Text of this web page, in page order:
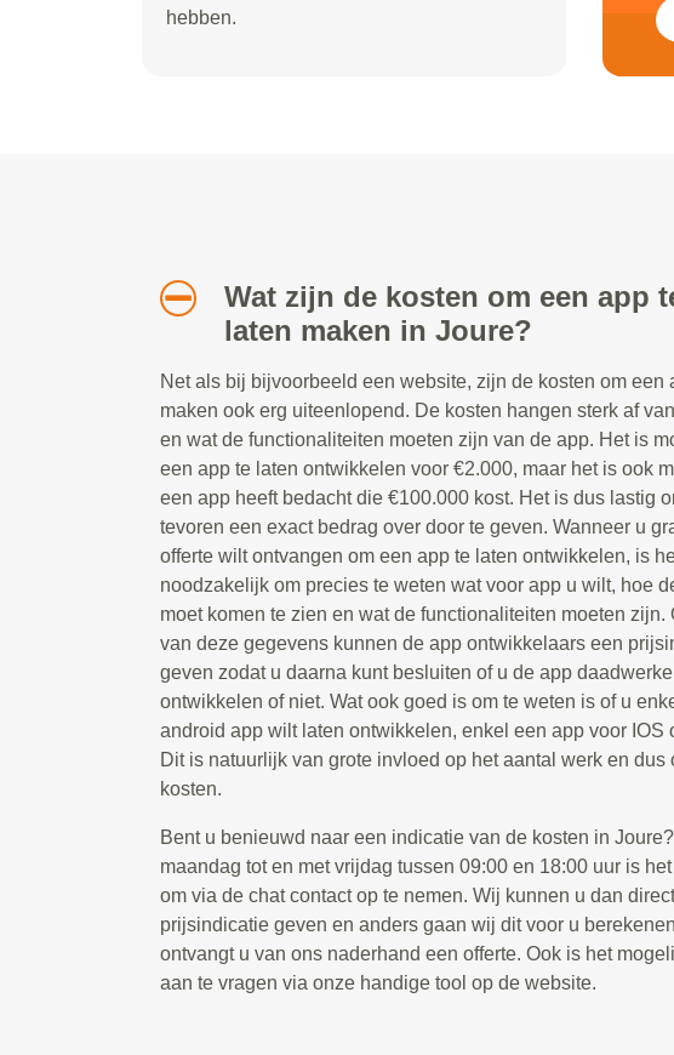
hebben.
Wat zijn de kosten om een app
laten maken in Joure?
Net als bij bijvoorbeeld een website, zijn de kosten om een
maken ook erg uiteenlopend. De kosten hangen sterk af
en wat de functionaliteiten moeten zijn van de app. Het is
een app te laten ontwikkelen voor €2.000, maar het is ook
een app heeft bedacht die €100.000 kost. Het is dus lastig
tevoren een exact bedrag over door te geven. Wanneer u
offerte wilt ontvangen om een app te laten ontwikkelen, is
noodzakelijk om precies te weten wat voor app u wilt, hoe
moet komen te zien en wat de functionaliteiten moeten zijn.
van deze gegevens kunnen de app ontwikkelaars een
geven zodat u daarna kunt besluiten of u de app
ontwikkelen of niet. Wat ook goed is om te weten is of u
android app wilt laten ontwikkelen, enkel een app voor IOS
Dit is natuurlijk van grote invloed op het aantal werk en dus
kosten.
Bent u benieuwd naar een indicatie van de kosten in
maandag tot en met vrijdag tussen 09:00 en 18:00 uur is
om via de chat contact op te nemen. Wij kunnen u dan
prijsindicatie geven en anders gaan wij dit voor u
ontvangt u van ons naderhand een offerte. Ook is het
aan te vragen via onze handige tool op de website.